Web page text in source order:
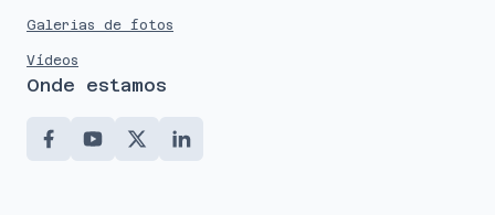
Galerias de fotos
Vídeos
Onde estamos